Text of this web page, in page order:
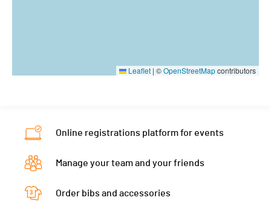
Leaflet | ©OpenStreetMapcontributors
Online registrations platform for events
Manage your team and your friends
Order bibs and accessories